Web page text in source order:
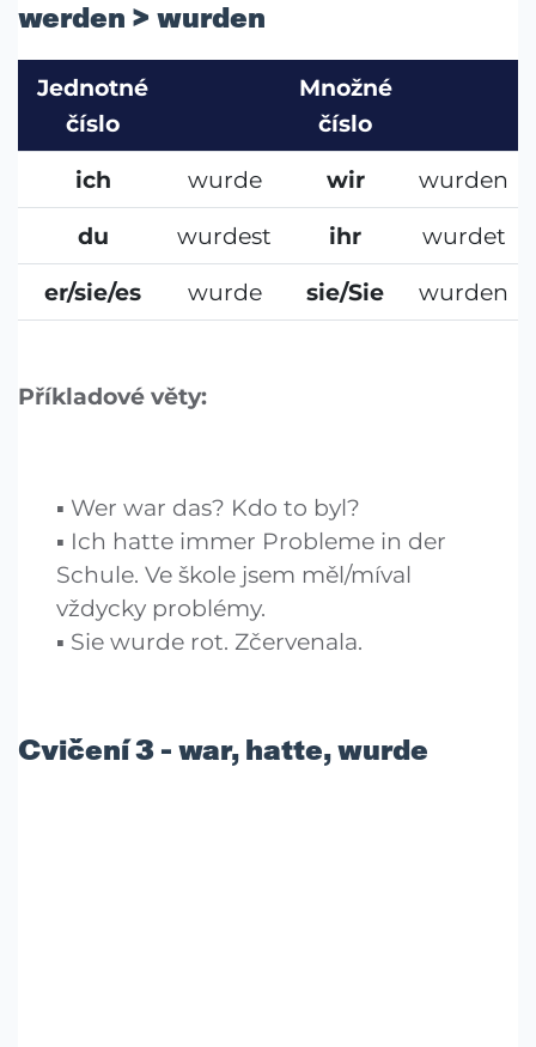
werden > wurden
Jednotné
číslo
Množné
číslo
ich
wurde wir
wurden
du
wurdest ihr
wurdet
er/sie/es
wurde sie/Sie wurden
Příkladové věty:
Wer war das? Kdo to byl?
Ich hatte immer Probleme in der
Schule. Ve škole jsem měl/míval
vždycky problémy.
Sie wurde rot. Zčervenala.
Cvičení 3 - war, hatte, wurde